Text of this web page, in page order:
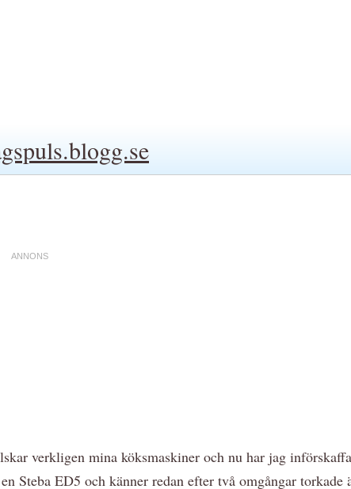
verkligen mina köksmaskiner och nu har jag
ED5 och känner redan efter två omgångar torkade